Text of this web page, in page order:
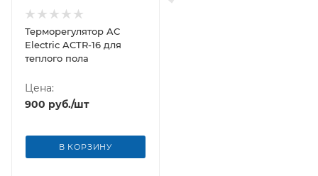
Терморегулятор AC
Electric ACTR-16 для
теплого пола
Цена:
900 руб./шт
В КОРЗИНУ